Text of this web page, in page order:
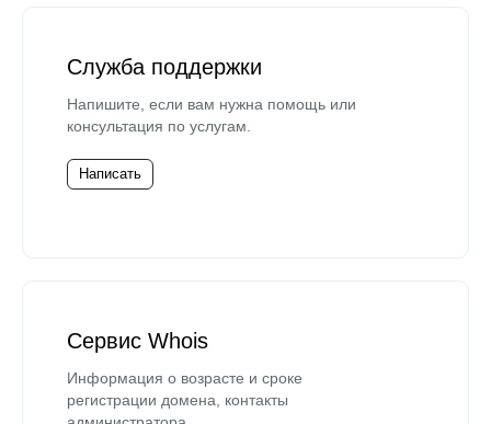
Служба поддержки
Напишите, если вам нужна помощь или
консультация по услугам.
Написать
Сервис Whois
Информация о возрасте и сроке
регистрации домена, контакты